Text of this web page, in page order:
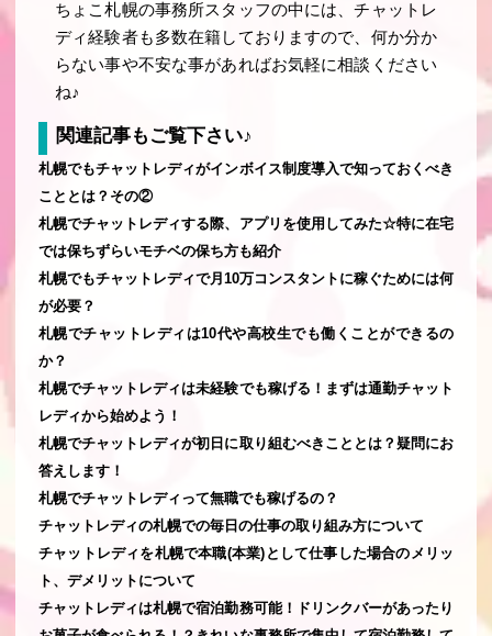
ちょこ札幌の事務所スタッフの中には、チャットレ
ディ経験者も多数在籍しておりますので、何か分か
らない事や不安な事があればお気軽に相談ください
ね♪
関連記事もご覧下さい♪
札幌でもチャットレディがインボイス制度導入で知っておくべき
こととは？その②
札幌でチャットレディする際、アプリを使用してみた☆特に在宅
では保ちずらいモチベの保ち方も紹介
札幌でもチャットレディで月10万コンスタントに稼ぐためには何
が必要？
札幌でチャットレディは10代や高校生でも働くことができるの
か？
札幌でチャットレディは未経験でも稼げる！まずは通勤チャット
レディから始めよう！
札幌でチャットレディが初日に取り組むべきこととは？疑問にお
答えします！
札幌でチャットレディって無職でも稼げるの？
チャットレディの札幌での毎日の仕事の取り組み方について
チャットレディを札幌で本職(本業)として仕事した場合のメリッ
ト、デメリットについて
チャットレディは札幌で宿泊勤務可能！ドリンクバーがあったり